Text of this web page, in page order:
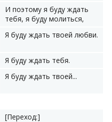
И поэтому я буду ждать
тебя, я буду молиться,
Я буду ждать твоей любви.
Я буду ждать тебя.
Я буду ждать твоей...
[Переход:]